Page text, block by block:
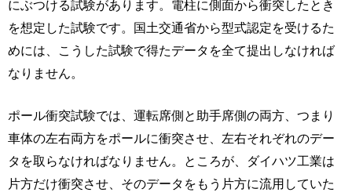
にぶつける試験があります。電柱に側面から衝突したとき
を想定した試験です。国土交通省から型式認定を受けるた
めには、こうした試験で得たデータを全て提出しなければ
なりません。
ポール衝突試験では、運転席側と助手席側の両方、つまり
車体の左右両方をポールに衝突させ、左右それぞれのデー
タを取らなければなりません。ところが、ダイハツ工業は
片方だけ衝突させ、そのデータをもう片方に流用していた